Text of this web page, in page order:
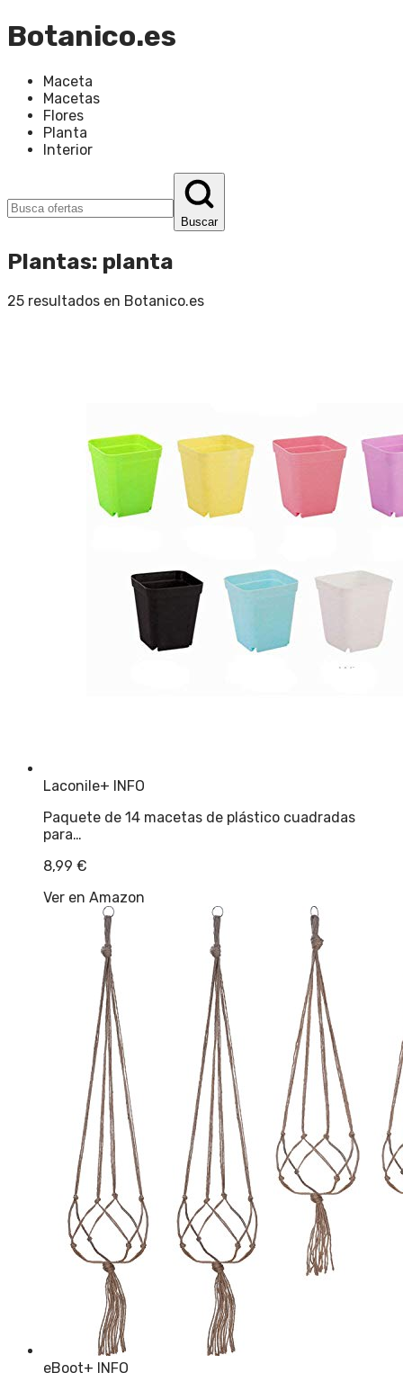
Botanico.es
Maceta
Macetas
Flores
Planta
Interior
Buscar
Plantas: planta
25 resultados en Botanico.es
Laconile+ INFO
Paquete de 14 macetas de plástico cuadradas
para…
8,99 €
Ver en Amazon
eBoot+ INFO